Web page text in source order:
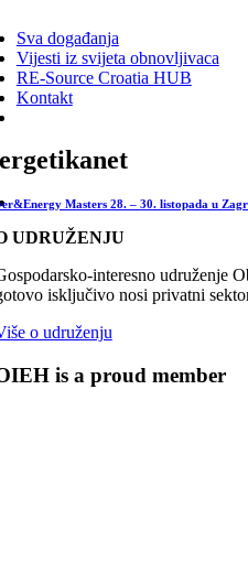
Sva događanja
Vijesti iz svijeta obnovljivaca
RE-Source Croatia HUB
Kontakt
Masters 28. – 30. listopada u
UDRUŽENJU
interesno udruženje
isključivo nosi privatni
o udruženju
is a proud member